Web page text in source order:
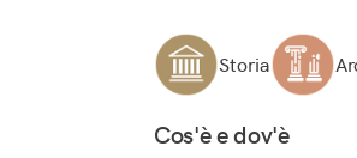
Storia
Cos'è e dov'è